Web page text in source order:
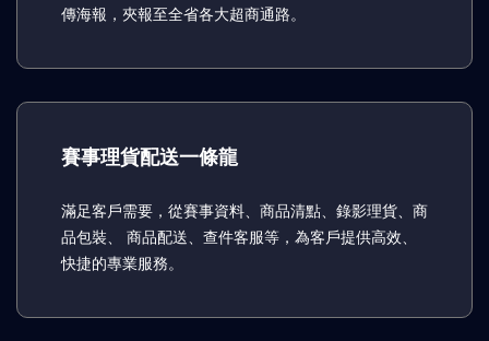
傳海報，夾報至全省各大超商通路。
賽事理貨配送一條龍
滿足客戶需要，從賽事資料、商品清點、錄影理貨、商
品包裝、 商品配送、查件客服等，為客戶提供高效、
快捷的專業服務。